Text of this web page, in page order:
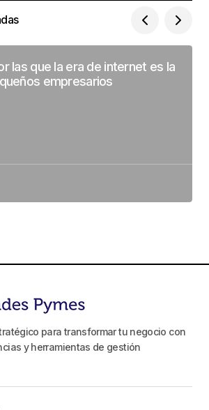
las que la era de internet es la
empresarios
para transformar tu negocio con
y herramientas de gestión